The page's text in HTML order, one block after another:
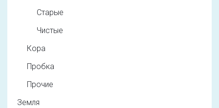
Старые
Чистые
Кора
Пробка
Прочие
Земля